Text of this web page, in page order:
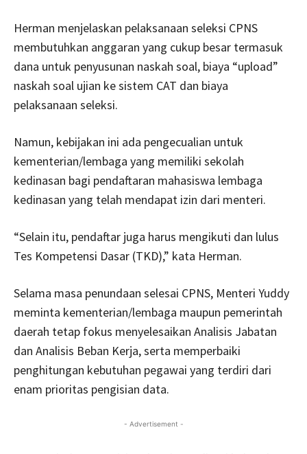
Herman menjelaskan pelaksanaan seleksi CPNS
membutuhkan anggaran yang cukup besar termasuk
dana untuk penyusunan naskah soal, biaya “upload”
naskah soal ujian ke sistem CAT dan biaya
pelaksanaan seleksi.
Namun, kebijakan ini ada pengecualian untuk
kementerian/lembaga yang memiliki sekolah
kedinasan bagi pendaftaran mahasiswa lembaga
kedinasan yang telah mendapat izin dari menteri.
“Selain itu, pendaftar juga harus mengikuti dan lulus
Tes Kompetensi Dasar (TKD),” kata Herman.
Selama masa penundaan selesai CPNS, Menteri Yuddy
meminta kementerian/lembaga maupun pemerintah
daerah tetap fokus menyelesaikan Analisis Jabatan
dan Analisis Beban Kerja, serta memperbaiki
penghitungan kebutuhan pegawai yang terdiri dari
enam prioritas pengisian data.
- Advertisement -